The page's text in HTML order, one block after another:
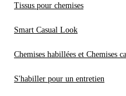
Tissus pour chemises
Smart Casual Look
Chemises habillées et Chemises
S'habiller pour un entretien